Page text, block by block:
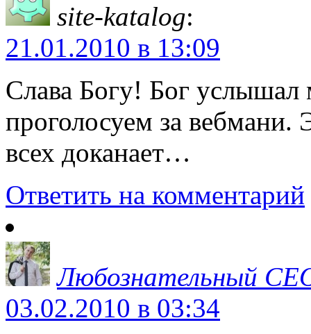
site-katalog:
21.01.2010 в 13:09
Слава Богу! Бог
проголосуем за вебмани.
всех доканает…
Ответить на комментарий
Любознательный
03.02.2010 в 03:34